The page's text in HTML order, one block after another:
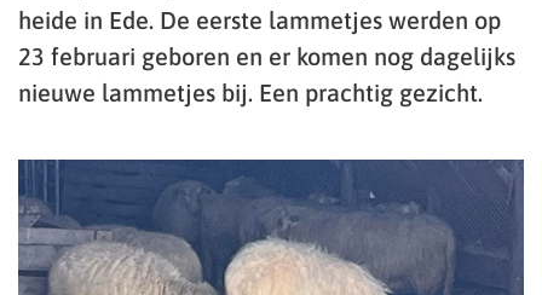
heide in Ede. De eerste lammetjes werden op
23 februari geboren en er komen nog dagelijks
nieuwe lammetjes bij. Een prachtig gezicht.